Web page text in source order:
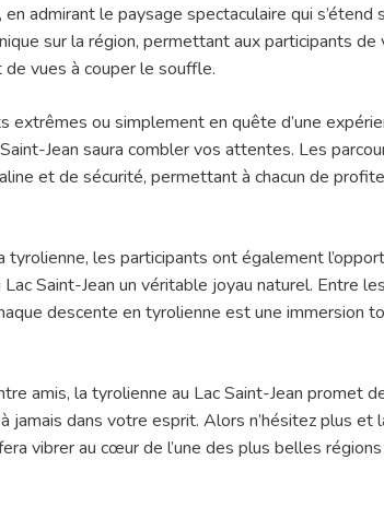
admirant le paysage spectaculaire qui s’étend
sur la région, permettant aux participants de
vues à couper le souffle.
extrêmes ou simplement en quête d’une
Jean saura combler vos attentes. Les
et de sécurité, permettant à chacun de
tyrolienne, les participants ont également
Saint-Jean un véritable joyau naturel. Entre
descente en tyrolienne est une immersion
amis, la tyrolienne au Lac Saint-Jean promet
jamais dans votre esprit. Alors n’hésitez plus et
vibrer au cœur de l’une des plus belles régions